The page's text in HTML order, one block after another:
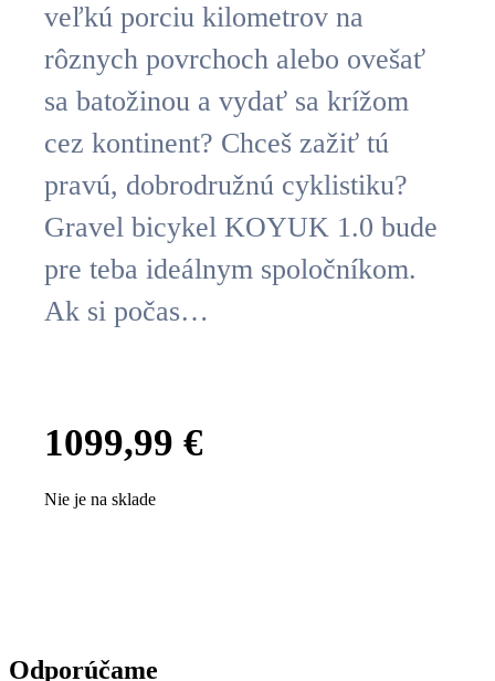
veľkú porciu kilometrov na
rôznych povrchoch alebo ovešať
sa batožinou a vydať sa krížom
cez kontinent? Chceš zažiť tú
pravú, dobrodružnú cyklistiku?
Gravel bicykel KOYUK 1.0 bude
pre teba ideálnym spoločníkom.
Ak si počas…
1099,99 €
Nie je na sklade
Odporúčame